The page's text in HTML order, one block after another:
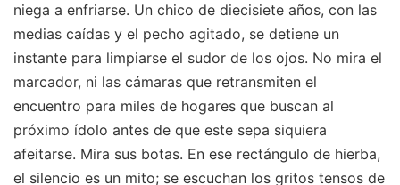
niega a enfriarse. Un chico de diecisiete años, con las
medias caídas y el pecho agitado, se detiene un
instante para limpiarse el sudor de los ojos. No mira el
marcador, ni las cámaras que retransmiten el
encuentro para miles de hogares que buscan al
próximo ídolo antes de que este sepa siquiera
afeitarse. Mira sus botas. En ese rectángulo de hierba,
el silencio es un mito; se escuchan los gritos tensos de